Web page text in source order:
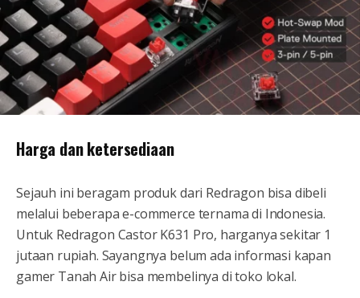
Harga dan ketersediaan
Sejauh ini beragam produk dari Redragon bisa dibeli
melalui beberapa e-commerce ternama di Indonesia.
Untuk Redragon Castor K631 Pro, harganya sekitar 1
jutaan rupiah. Sayangnya belum ada informasi kapan
gamer Tanah Air bisa membelinya di toko lokal.